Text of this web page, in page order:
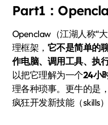
Part1：
Openclaw（江湖人称“
理框架， 它不是简单的
作电脑、调用工具、执
以把它理解为一个24小
理各种琐事。更牛的是
疯狂开发新技能（skills